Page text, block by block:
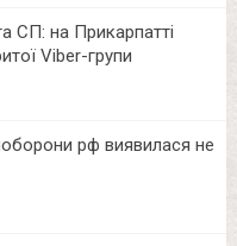
СП: на Прикарпатті
Viber-групи
рф виявилася не